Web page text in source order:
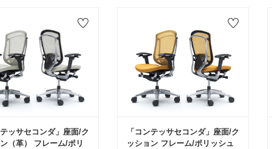
テッサセコンダ」座面/ク
（革） フレーム/ポリ
「コンテッサセコンダ」座面/ク
ッション フレーム/ポリッシュ